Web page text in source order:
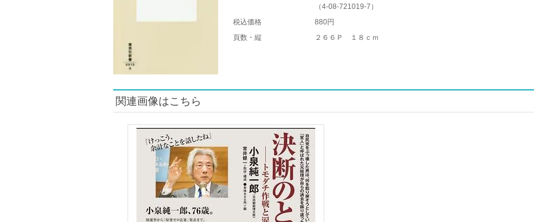
（4-08-721019-7 ）
税込価格
880円
頁数・縦
２６６Ｐ １８ｃｍ
関連画像はこちら